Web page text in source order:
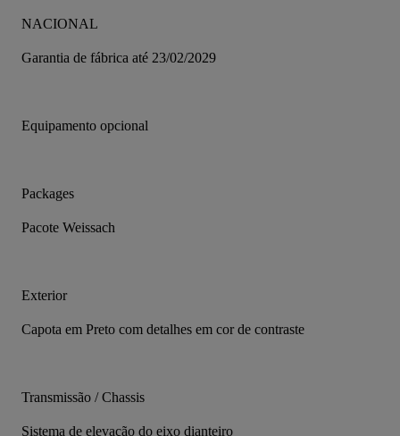
NACIONAL
Garantia de fábrica até 23/02/2029
Equipamento opcional
Packages
Pacote Weissach
Exterior
Capota em Preto com detalhes em cor de contraste
Transmissão / Chassis
Sistema de elevação do eixo dianteiro